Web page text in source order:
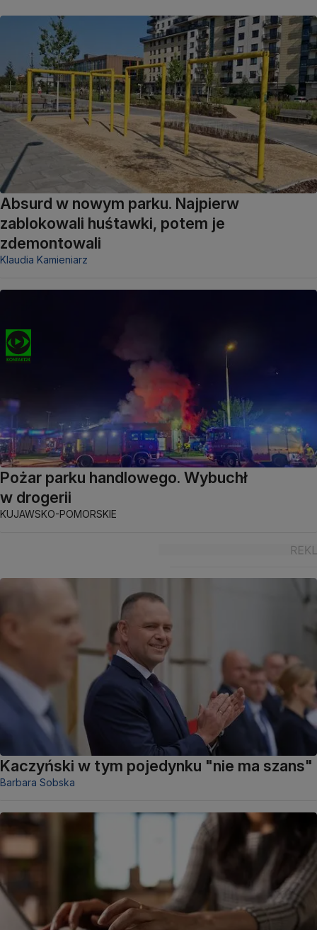
Absurd w nowym parku. Najpierw
zablokowali huśtawki, potem je
zdemontowali
Klaudia Kamieniarz
Pożar parku handlowego. Wybuchł
w drogerii
KUJAWSKO-POMORSKIE
Kaczyński w tym pojedynku "nie ma szans"
Barbara Sobska